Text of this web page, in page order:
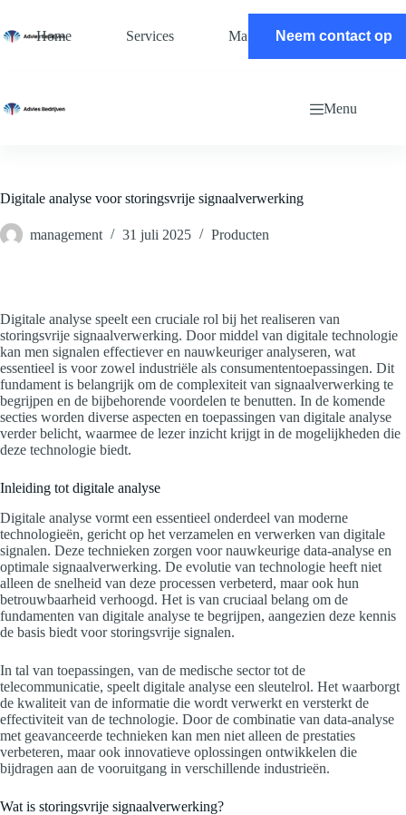
de
Home Services Magazine Contact
Neem contact op
Menu
Digitale analyse voor storingsvrije signaalverwerking
management 31 juli 2025 Producten
Digitale analyse speelt een cruciale rol bij het realiseren van
storingsvrije signaalverwerking. Door middel van digitale technologie
kan men signalen effectiever en nauwkeuriger analyseren, wat
essentieel is voor zowel industriële als consumententoepassingen. Dit
fundament is belangrijk om de complexiteit van signaalverwerking te
begrijpen en de bijbehorende voordelen te benutten. In de komende
secties worden diverse aspecten en toepassingen van digitale analyse
verder belicht, waarmee de lezer inzicht krijgt in de mogelijkheden die
deze technologie biedt.
Inleiding tot digitale analyse
Digitale analyse vormt een essentieel onderdeel van moderne
technologieën, gericht op het verzamelen en verwerken van digitale
signalen. Deze technieken zorgen voor nauwkeurige data-analyse en
optimale signaalverwerking. De evolutie van technologie heeft niet
alleen de snelheid van deze processen verbeterd, maar ook hun
betrouwbaarheid verhoogd. Het is van cruciaal belang om de
fundamenten van digitale analyse te begrijpen, aangezien deze kennis
de basis biedt voor storingsvrije signalen.
In tal van toepassingen, van de medische sector tot de
telecommunicatie, speelt digitale analyse een sleutelrol. Het waarborgt
de kwaliteit van de informatie die wordt verwerkt en versterkt de
effectiviteit van de technologie. Door de combinatie van data-analyse
met geavanceerde technieken kan men niet alleen de prestaties
verbeteren, maar ook innovatieve oplossingen ontwikkelen die
bijdragen aan de vooruitgang in verschillende industrieën.
Wat is storingsvrije signaalverwerking?